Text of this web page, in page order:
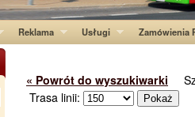
Reklama Usługi Zamówienia
« Powrót do wyszukiwarki
Trasa linii: